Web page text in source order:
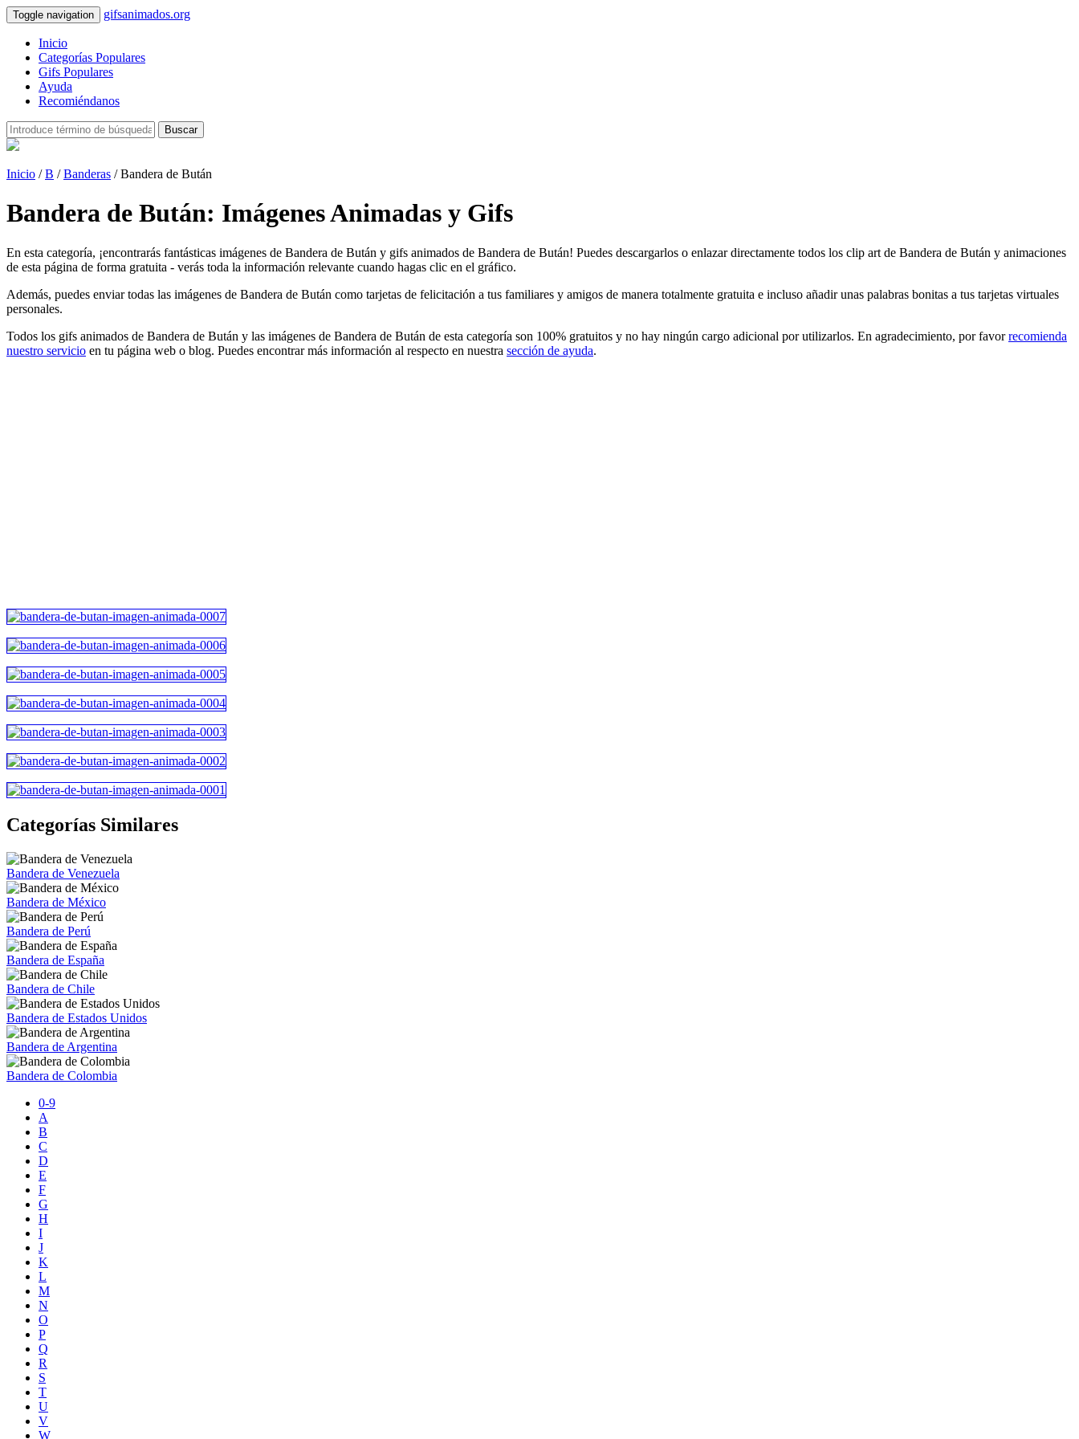
Toggle navigation gifsanimados.org
Inicio
Categorías Populares
Gifs Populares
Ayuda
Recomiéndanos
Buscar
Inicio /B /Banderas / Bandera de Bután
Bandera de Bután: Imágenes Animadas y Gifs
En esta categoría, ¡encontrarás fantásticas imágenes de Bandera de Bután y gifs animados de Bandera de Bután! Puedes descargarlos o enlazar directamente todos los clip art de Bandera de Bután y animaciones
de esta página de forma gratuita - verás toda la información relevante cuando hagas clic en el gráfico.
Además, puedes enviar todas las imágenes de Bandera de Bután como tarjetas de felicitación a tus familiares y amigos de manera totalmente gratuita e incluso añadir unas palabras bonitas a tus tarjetas virtuales
personales.
Todos los gifs animados de Bandera de Bután y las imágenes de Bandera de Bután de esta categoría son 100% gratuitos y no hay ningún cargo adicional por utilizarlos. En agradecimiento, por favorrecomienda
nuestro servicio en tu página web o blog. Puedes encontrar más información al respecto en nuestra sección de ayuda.
Categorías Similares
Bandera de Venezuela
Bandera de México
Bandera de Perú
Bandera de España
Bandera de Chile
Bandera de Estados Unidos
Bandera de Argentina
Bandera de Colombia
0-9
A
B
C
D
E
F
G
H
I
J
K
L
M
N
O
P
Q
R
S
T
U
V
W